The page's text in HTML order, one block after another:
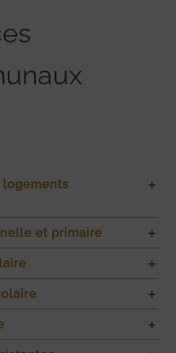
logements
et primaire